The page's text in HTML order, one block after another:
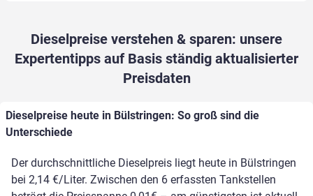
Dieselpreise verstehen & sparen: unsere
Expertentipps auf Basis ständig aktualisierter
Preisdaten
Dieselpreise heute in Bülstringen: So groß sind die
Unterschiede
Der durchschnittliche Dieselpreis liegt heute in Bülstringen
bei 2,14 €/Liter. Zwischen den 6 erfassten Tankstellen